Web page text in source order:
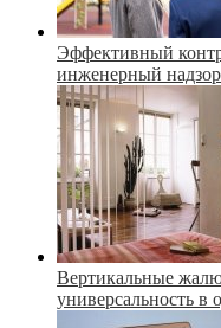
Эффективный
инженерный надзор
Вертикальные
универсальность в